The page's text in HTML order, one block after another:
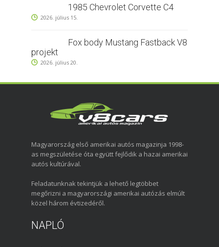
1985 Chevrolet Corvette C4
2026. július 15.
Fox body Mustang Fastback V8
projekt
2026. július 20.
Magyarország első amerikai autós magazinja 1998-
as megszületése óta együtt fejlődik a hazai amerikai
autós kultúrával.
Feladatunknak tekintjük a lehető legtöbbet
megőrizni a magyarországi amerikai autózás elmúlt
közel három évtizedéről.
NAPLÓ